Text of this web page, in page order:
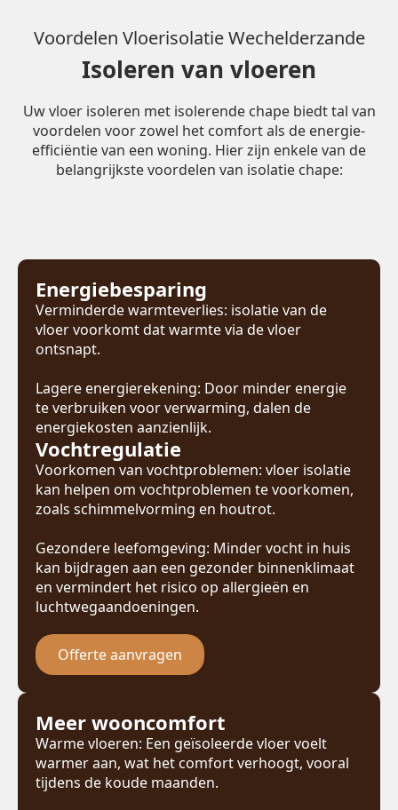
Voordelen Vloerisolatie Wechelderzande
Isoleren van vloeren
Uw vloer isoleren met isolerende chape biedt tal van
voordelen voor zowel het comfort als de energie-
efficiëntie van een woning. Hier zijn enkele van de
belangrijkste voordelen van isolatie chape:
Energiebesparing
Verminderde warmteverlies: isolatie van de
vloer voorkomt dat warmte via de vloer
ontsnapt.
Lagere energierekening: Door minder energie
te verbruiken voor verwarming, dalen de
energiekosten aanzienlijk.
Vochtregulatie
Voorkomen van vochtproblemen: vloer isolatie
kan helpen om vochtproblemen te voorkomen,
zoals schimmelvorming en houtrot.
Gezondere leefomgeving: Minder vocht in huis
kan bijdragen aan een gezonder binnenklimaat
en vermindert het risico op allergieën en
luchtwegaandoeningen.
Offerte aanvragen
Meer wooncomfort
Warme vloeren: Een geïsoleerde vloer voelt
warmer aan, wat het comfort verhoogt, vooral
tijdens de koude maanden.